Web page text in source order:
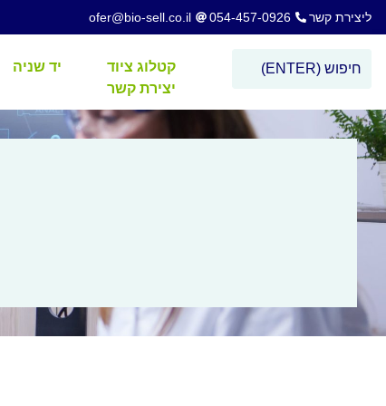
ליצירת קשר 054-457-0926
ofer@bio-sell.co.il
קטלוג ציוד יד שניה
יצירת קשר